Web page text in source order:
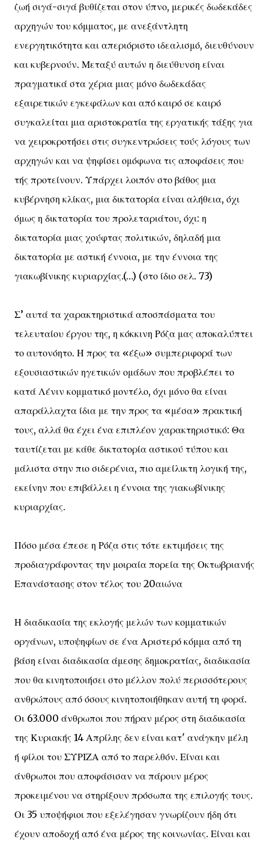
ζωή σιγά-σιγά βυθίζεται στον ύπνο, μερικές δωδεκάδες
αρχηγών του κόμματος, με ανεξάντλητη
ενεργητικότητα και απεριόριστο ιδεαλισμό, διευθύνουν
και κυβερνούν. Μεταξύ αυτών η διεύθυνση είναι
πραγματικά στα χέρια μιας μόνο δωδεκάδας
εξαιρετικών εγκεφάλων και από καιρό σε καιρό
συγκαλείται μια αριστοκρατία της εργατικής τάξης για
να χειροκροτήσει στις συγκεντρώσεις τούς λόγους των
αρχηγών και να ψηφίσει ομόφωνα τις αποφάσεις που
τής προτείνουν. Υπάρχει λοιπόν στο βάθος μια
κυβέρνηση κλίκας, μια δικτατορία είναι αλήθεια, όχι
όμως η δικτατορία του προλεταριάτου, όχι: η
δικτατορία μιας χούφτας πολιτικών, δηλαδή μια
δικτατορία με αστική έννοια, με την έννοια της
γιακωβίνικης κυριαρχίας.(…) (στο ίδιο σελ. 73)
Σ’ αυτά τα χαρακτηριστικά αποσπάσματα του
τελευταίου έργου της, η κόκκινη Ρόζα μας αποκαλύπτει
το αυτονόητο. Η προς τα «έξω» συμπεριφορά των
εξουσιαστικών ηγετικών ομάδων που προβλέπει το
κατά Λένιν κομματικό μοντέλο, όχι μόνο θα είναι
απαράλλαχτα ίδια με την προς τα «μέσα» πρακτική
τους, αλλά θα έχει ένα επιπλέον χαρακτηριστικό: Θα
ταυτίζεται με κάθε δικτατορία αστικού τύπου και
μάλιστα στην πιο σιδερένια, πιο αμείλικτη λογική της,
εκείνην που επιβάλλει η έννοια της γιακωβίνικης
κυριαρχίας.
Πόσο μέσα έπεσε η Ρόζα στις τότε εκτιμήσεις της
προδιαγράφοντας την μοιραία πορεία της Οκτωβριανής
Επανάστασης στον τέλος του 20αιώνα
Η διαδικασία της εκλογής μελών των κομματικών
οργάνων, υποψηφίων σε ένα Αριστερό κόμμα από τη
βάση είναι διαδικασία άμεσης δημοκρατίας, διαδικασία
που θα κινητοποιήσει στο μέλλον πολύ περισσότερους
ανθρώπους από όσους κινητοποιήθηκαν αυτή τη φορά.
Οι 63.000 άνθρωποι που πήραν μέρος στη διαδικασία
της Κυριακής 14 Απρίλης δεν είναι κατ' ανάγκην μέλη
ή φίλοι του ΣΥΡΙΖΑ από το παρελθόν. Είναι και
άνθρωποι που αποφάσισαν να πάρουν μέρος
προκειμένου να στηρίξουν πρόσωπα της επιλογής τους.
Οι 35 υποψήφιοι που εξελέγησαν γνωρίζουν ήδη ότι
έχουν αποδοχή από ένα μέρος της κοινωνίας. Είναι και